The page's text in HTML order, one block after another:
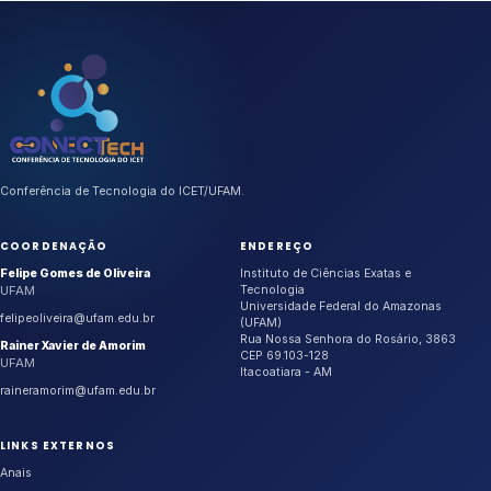
aceitos.
Conferência de Tecnologia do ICET/UFAM.
COORDENAÇÃO
Felipe Gomes de Oliveira
UFAM
felipeoliveira@ufam.edu.br
Rainer Xavier de Amorim
UFAM
raineramorim@ufam.edu.br
ENDEREÇO
Instituto de Ciências Exatas e
Tecnologia
Universidade Federal do Amazonas
(UFAM)
Rua Nossa Senhora do Rosário, 3863
CEP 69.103-128
Itacoatiara - AM
LINKS EXTERNOS
Anais